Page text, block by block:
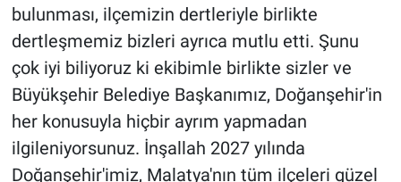
bulunması, ilçemizin dertleriyle birlikte
dertleşmemiz bizleri ayrıca mutlu etti. Şunu
çok iyi biliyoruz ki ekibimle birlikte sizler ve
Büyükşehir Belediye Başkanımız, Doğanşehir'in
her konusuyla hiçbir ayrım yapmadan
ilgileniyorsunuz. İnşallah 2027 yılında
Doğanşehir'imiz, Malatya'nın tüm ilçeleri güzel